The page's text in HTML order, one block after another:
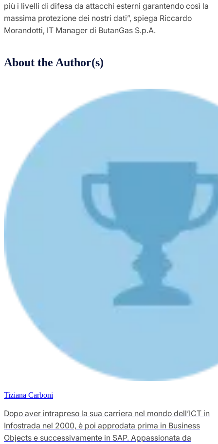
più i livelli di difesa da attacchi esterni garantendo così la
massima protezione dei nostri dati”, spiega Riccardo
Morandotti, IT Manager di ButanGas S.p.A.
About the Author(s)
Tiziana Carboni
Dopo aver intrapreso la sua carriera nel mondo dell’ICT in
Infostrada nel 2000, è poi approdata prima in Business
Objects e successivamente in SAP. Appassionata da